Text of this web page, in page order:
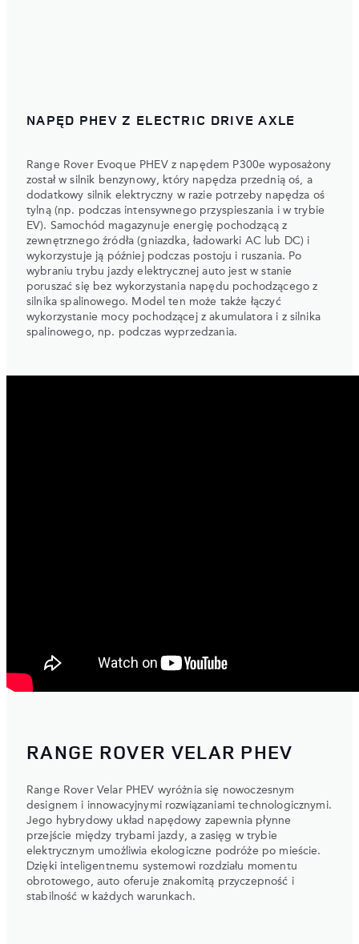
NAPĘD PHEV Z ELECTRIC DRIVE AXLE
Range Rover Evoque PHEV z napędem P300e wyposażony
został w silnik benzynowy, który napędza przednią oś, a
dodatkowy silnik elektryczny w razie potrzeby napędza oś
tylną (np. podczas intensywnego przyspieszania i w trybie
EV). Samochód magazynuje energię pochodzącą z
zewnętrznego źródła (gniazdka, ładowarki AC lub DC) i
wykorzystuje ją później podczas postoju i ruszania. Po
wybraniu trybu jazdy elektrycznej auto jest w stanie
poruszać się bez wykorzystania napędu pochodzącego z
silnika spalinowego. Model ten może także łączyć
wykorzystanie mocy pochodzącej z akumulatora i z silnika
spalinowego, np. podczas wyprzedzania.
RANGE ROVER VELAR PHEV
Range Rover Velar PHEV wyróżnia się nowoczesnym
designem i innowacyjnymi rozwiązaniami technologicznymi.
Jego hybrydowy układ napędowy zapewnia płynne
przejście między trybami jazdy, a zasięg w trybie
elektrycznym umożliwia ekologiczne podróże po mieście.
Dzięki inteligentnemu systemowi rozdziału momentu
obrotowego, auto oferuje znakomitą przyczepność i
stabilność w każdych warunkach.